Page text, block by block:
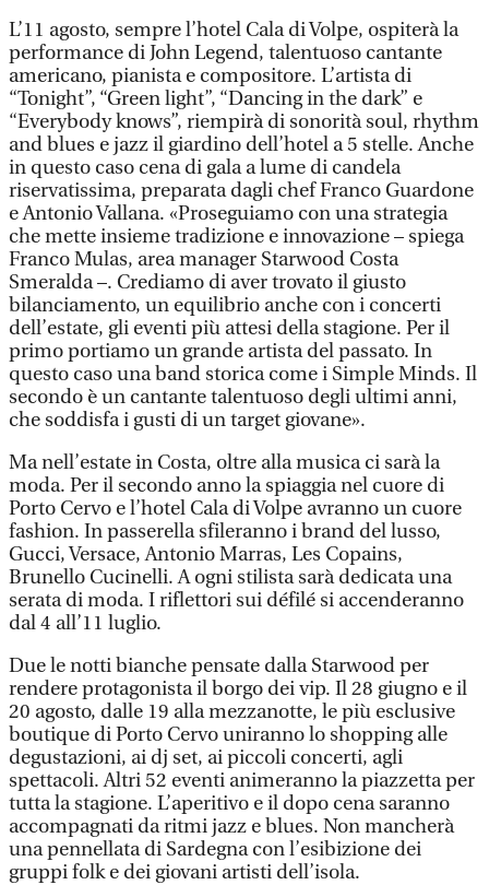
L’11 agosto, sempre l’hotel Cala di Volpe, ospiterà la
performance di John Legend, talentuoso cantante
americano, pianista e compositore. L’artista di
“Tonight”, “Green light”, “Dancing in the dark” e
“Everybody knows”, riempirà di sonorità soul, rhythm
and blues e jazz il giardino dell’hotel a 5 stelle. Anche
in questo caso cena di gala a lume di candela
riservatissima, preparata dagli chef Franco Guardone
e Antonio Vallana. «Proseguiamo con una strategia
che mette insieme tradizione e innovazione – spiega
Franco Mulas, area manager Starwood Costa
Smeralda –. Crediamo di aver trovato il giusto
bilanciamento, un equilibrio anche con i concerti
dell’estate, gli eventi più attesi della stagione. Per il
primo portiamo un grande artista del passato. In
questo caso una band storica come i Simple Minds. Il
secondo è un cantante talentuoso degli ultimi anni,
che soddisfa i gusti di un target giovane».
Ma nell’estate in Costa, oltre alla musica ci sarà la
moda. Per il secondo anno la spiaggia nel cuore di
Porto Cervo e l’hotel Cala di Volpe avranno un cuore
fashion. In passerella sfileranno i brand del lusso,
Gucci, Versace, Antonio Marras, Les Copains,
Brunello Cucinelli. A ogni stilista sarà dedicata una
serata di moda. I riflettori sui défilé si accenderanno
dal 4 all’11 luglio.
Due le notti bianche pensate dalla Starwood per
rendere protagonista il borgo dei vip. Il 28 giugno e il
20 agosto, dalle 19 alla mezzanotte, le più esclusive
boutique di Porto Cervo uniranno lo shopping alle
degustazioni, ai dj set, ai piccoli concerti, agli
spettacoli. Altri 52 eventi animeranno la piazzetta per
tutta la stagione. L’aperitivo e il dopo cena saranno
accompagnati da ritmi jazz e blues. Non mancherà
una pennellata di Sardegna con l’esibizione dei
gruppi folk e dei giovani artisti dell’isola.